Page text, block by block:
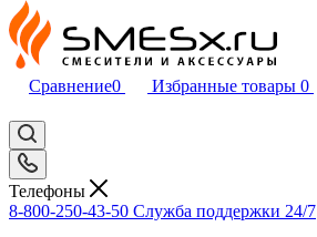
Сравнение0 Избранные товары 0
Телефоны
8-800-250-43-50 Служба поддержки 24/7